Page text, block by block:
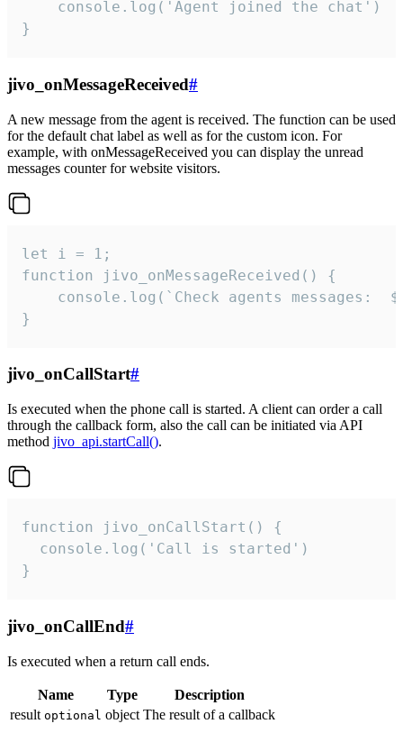
}
jivo_onMessageReceived#
A new message from the agent is received. The function can be used
for the default chat label as well as for the custom icon. For
example, with onMessageReceived you can display the unread
messages counter for website visitors.
let i = 1;
function jivo_onMessageReceived() {
}
jivo_onCallStart#
Is executed when the phone call is started. A client can order a call
through the callback form, also the call can be initiated via API
method jivo_api.startCall().
function jivo_onCallStart() {
  console.log('Call is started')
}
jivo_onCallEnd#
Is executed when a return call ends.
Name Type
Description
result optional object The result of a callback